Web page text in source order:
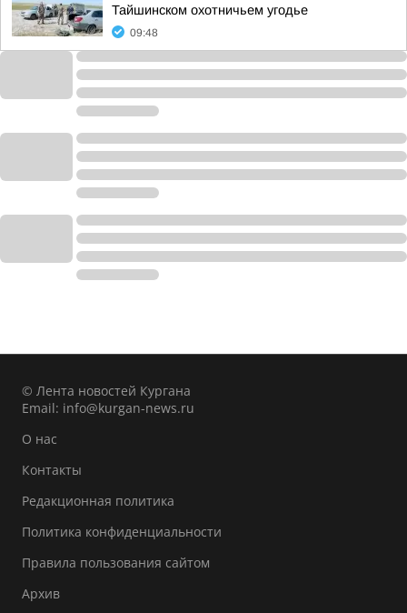
Тайшинском охотничьем угодье
09:48
© Лента новостей Кургана
Email: info@kurgan-news.ru
О нас
Контакты
Редакционная политика
Политика конфиденциальности
Правила пользования сайтом
Архив